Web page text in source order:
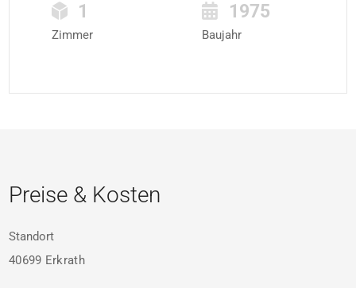
1
Zimmer
1975
Baujahr
Preise & Kosten
Standort
40699 Erkrath